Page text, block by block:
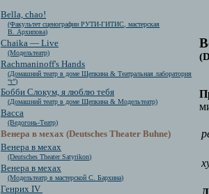
Bella, chao!
(Факультет сценографии РУТИ-ГИТИС, мастерская
В. Архипова)
Chaika — Live
(Модельтеатр)
Rachmaninoff's Hands
(Домашний театр в доме Щепкина & Театральная лаборатория
“t”)
Бобби Слокум, я люблю тебя
(Домашний театр в доме Щепкина & Модельтеатр)
Васса
(Ведогонь-Театр)
Венера в мехах (Deutsches Theater Buhne)
Венера в мехах
(Deutsches Theater Satyrikon)
Венера в мехах
(Модельтеатр в мастерской С. Бархина)
Генрих IV